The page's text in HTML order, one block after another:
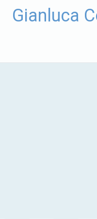
Gianluca